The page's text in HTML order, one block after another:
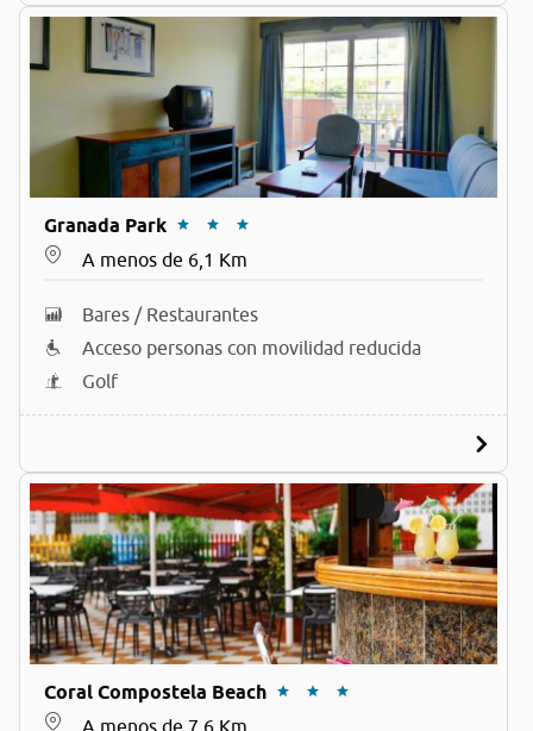
Granada Park
A menos de 6,1 Km
Bares / Restaurantes
Acceso personas con movilidad reducida
Golf
Coral Compostela Beach
A menos de 7,6 Km